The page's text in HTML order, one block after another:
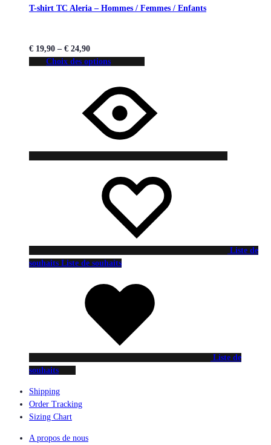
T-shirt TC Aleria – Hommes / Femmes / Enfants
€ 19,90 – € 24,90
Choix des options
Liste de
souhaits Liste de souhaits
Liste de
souhaits
Shipping
Order Tracking
Sizing Chart
A propos de nous